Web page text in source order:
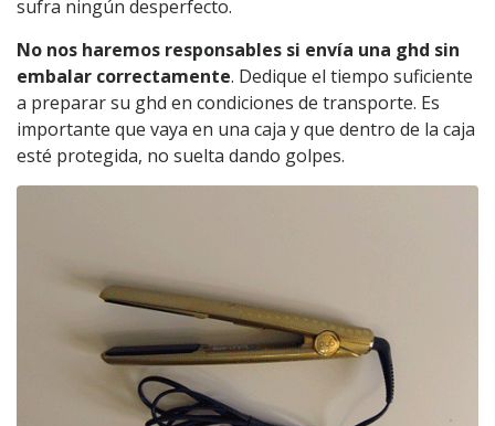
sufra ningún desperfecto.
No nos haremos responsables si envía una ghd sin
embalar correctamente. Dedique el tiempo suficiente
a preparar su ghd en condiciones de transporte. Es
importante que vaya en una caja y que dentro de la caja
esté protegida, no suelta dando golpes.